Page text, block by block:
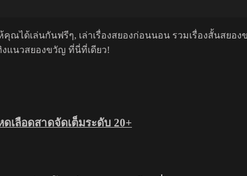
คุณได้เล่นกันฟรีๆ, เล่าเรื่องสยองก่อนนอน รวมเรื่องสั้นส
งแนวสยองขวัญ ที่นี่ที่เดียว!
เลือดสาดจัดเต็มระดับ 20+